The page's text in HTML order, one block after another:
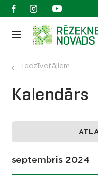
Iedzīvotājiem
Kalendārs
septembris 2024